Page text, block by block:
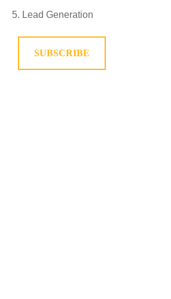
Lead Generation
SUBSCRIBE